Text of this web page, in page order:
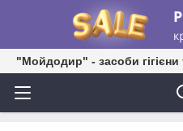
"Мойдодир" - засоби гігієни